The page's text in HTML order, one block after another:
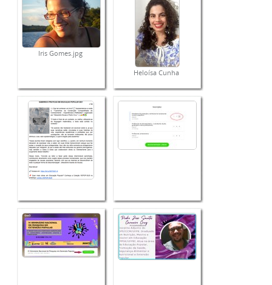
Iris Gomes.jpg
Heloísa Cunha